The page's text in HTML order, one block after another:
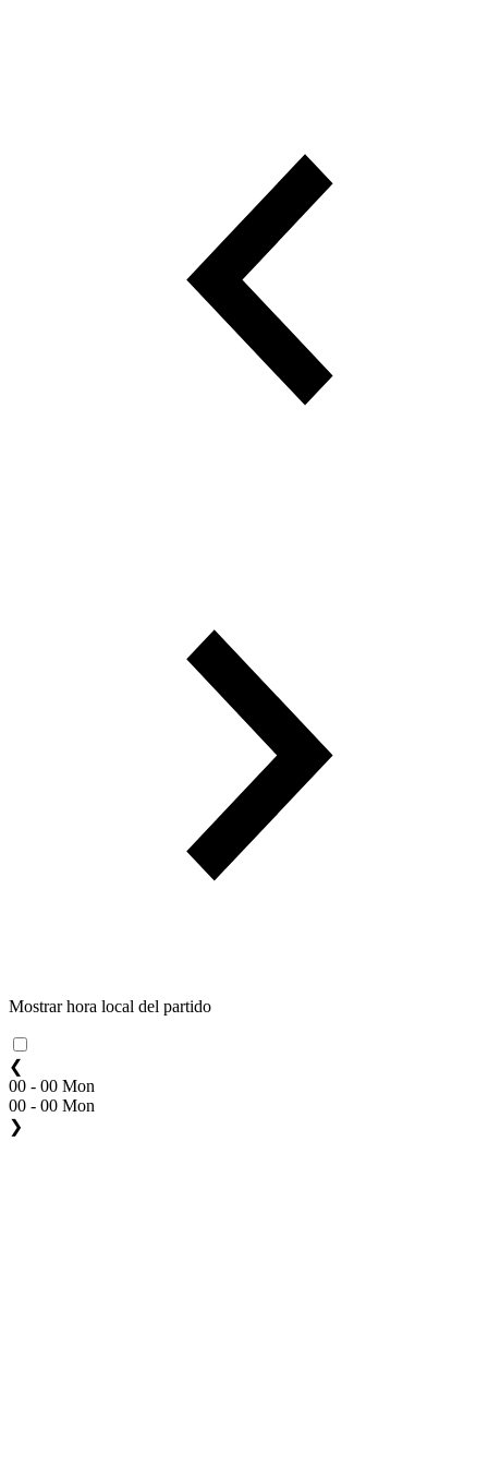
Mostrar hora local del partido
❮
00 - 00 Mon
00 - 00 Mon
❯